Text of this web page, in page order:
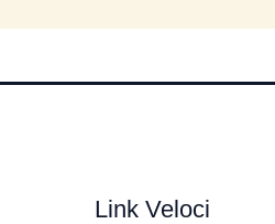
Link Veloci